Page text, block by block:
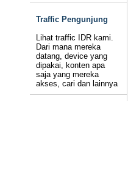
Traffic Pengunjung
Lihat traffic IDR kami.
Dari mana mereka
datang, device yang
dipakai, konten apa
saja yang mereka
akses, cari dan lainnya